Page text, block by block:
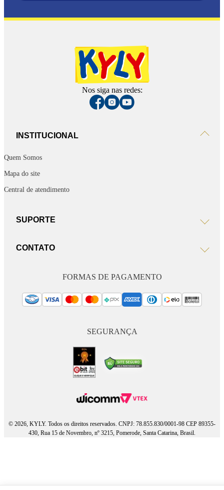
Nos siga nas redes:
INSTITUCIONAL
Quem Somos
Mapa do site
Central de atendimento
SUPORTE
CONTATO
FORMAS DE PAGAMENTO
SEGURANÇA
© 2026, KYLY. Todos os direitos reservados. CNPJ: 78.855.830/0001-98 CEP 89355-
430, Rua 15 de Novembro, nº 3215, Pomerode, Santa Catarina, Brasil.